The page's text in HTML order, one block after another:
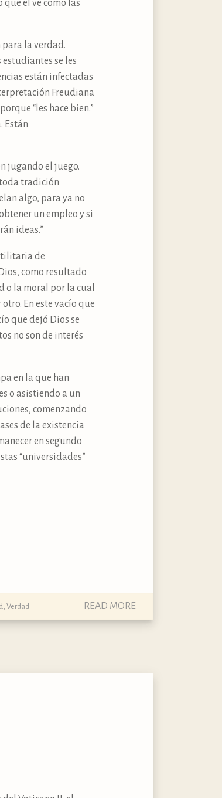
que él ve como las
para la verdad.
se les
están infectadas
Freudiana
“les hace bien.”
Están
jugando el juego.
tradición
algo, para ya no
un empleo y si
ideas.”
de
como resultado
o la moral por la cual
En este vacío que
que dejó Dios se
no son de interés
en la que han
o asistiendo a un
comenzando
de la existencia
en segundo
“universidades”
, Verdad READ MORE